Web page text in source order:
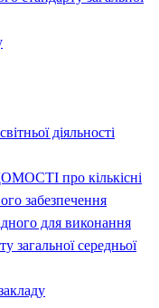
діяльності
про кількісні
забезпечення
для виконання
загальної середньої